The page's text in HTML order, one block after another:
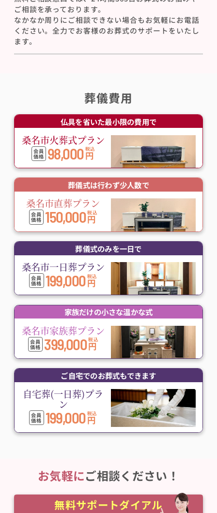
ご相談を承っております。
なかなか周りにご相談できない場合もお気軽にお電話
ください。全力でお客様のお葬式のサポートをいたし
ます。
葬儀費用
仏具を省いた最小限の費用で
桑名市火葬式プラン
会員
価格 98,000 税込
円
葬儀式は行わず少人数で
桑名市直葬プラン
会員
価格 150,000 税込
円
葬儀式のみを一日で
桑名市一日葬プラン
会員
価格 199,000 税込
円
家族だけの小さな温かな式
桑名市家族葬プラン
会員
価格 399,000 税込
円
ご自宅でのお葬式もできます
自宅葬(一日葬)プラ
ン
会員
価格 199,000 税込
円
お気軽にご相談ください！
無料サポートダイアル